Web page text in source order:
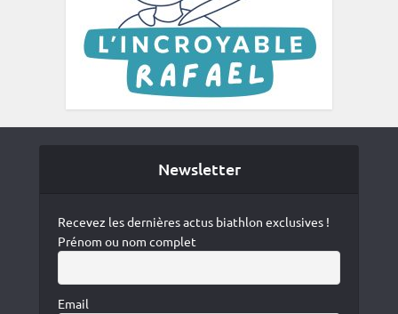
Newsletter
Recevez les dernières actus biathlon exclusives !
Prénom ou nom complet
Email